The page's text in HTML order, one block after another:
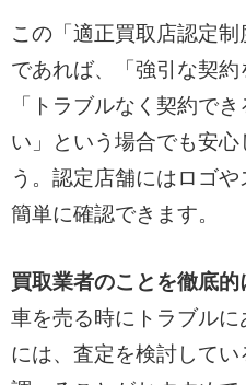
この「適正買取店認定
であれば、「強引な契約
「トラブルなく契約で
い」という場合でも安心
う。認定店舗にはロゴや
簡単に確認できます。
買取業者のことを徹底的
車を売る時にトラブル
には、査定を検討して